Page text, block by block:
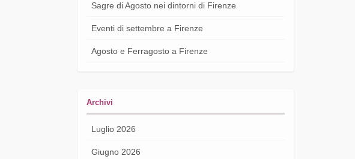
Sagre di Agosto nei dintorni di Firenze
Eventi di settembre a Firenze
Agosto e Ferragosto a Firenze
Archivi
Luglio 2026
Giugno 2026